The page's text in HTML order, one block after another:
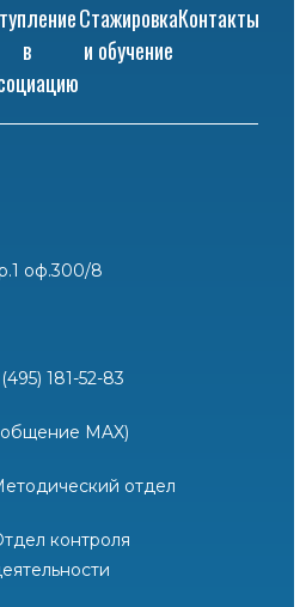
в
Стажировка
и обучение
Контакты
оф.300/8
181-52-83
MAX)
отдел
контроля